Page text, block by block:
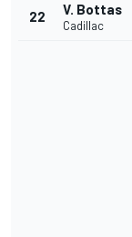
22 V. Bottas
Cadillac